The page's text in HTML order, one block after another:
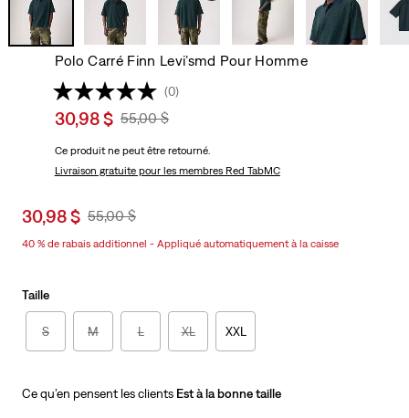
Polo Carré Finn Levi’smd Pour Homme
(0)
Sale
is
30,98 $ Original
Was
55,00 $
Ce produit ne peut être retourné.
Livraison gratuitepour les membres Red TabMC
Sale
is
30,98 $ Original
55,00 $
40 % de rabais additionnel - Appliqué automatiquement à la caisse
Taille
S M L XL XXL
Ce qu’en pensent les clients Est à la bonne taille